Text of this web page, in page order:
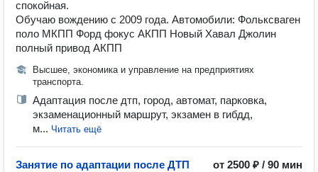
спокойная.
Обучаю вождению с 2009 года. Автомобили: Фольксваген
поло МКПП Форд фокус АКПП Новый Хавал Джолин
полный привод АКПП
Высшее, экономика и управление на предприятиях
транспорта.
Адаптация после дтп, город, автомат, парковка,
экзаменационный маршрут, экзамен в гибдд,
м... Читать ещё
Занятие по адаптации после ДТП
от 2500 ₽ / 90 мин